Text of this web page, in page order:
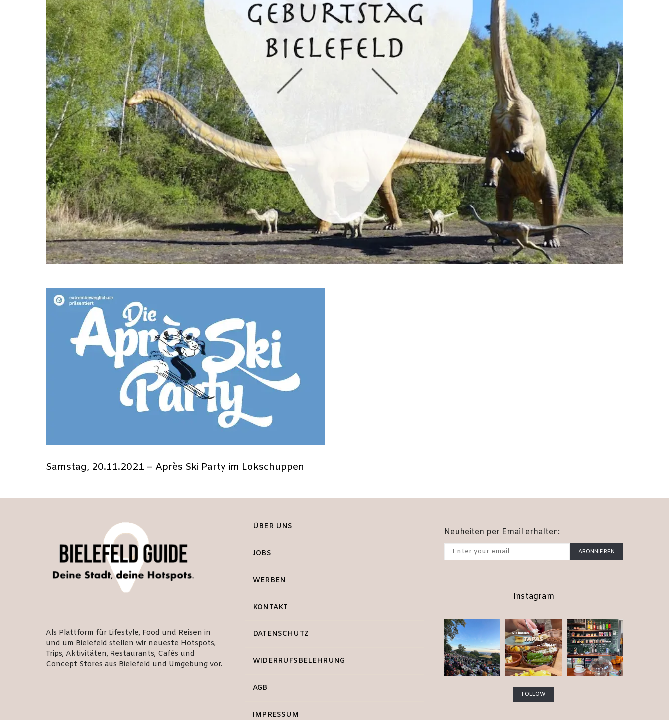
Samstag, 20.11.2021 – Après Ski Party im Lokschuppen
Als Plattform für Lifestyle, Food und Reisen in
und um Bielefeld stellen wir neueste Hotspots,
Trips, Aktivitäten, Restaurants, Cafés und
Concept Stores aus Bielefeld und Umgebung vor.
ÜBER UNS
JOBS
WERBEN
KONTAKT
DATENSCHUTZ
WIDERRUFSBELEHRUNG
AGB
IMPRESSUM
Neuheiten per Email erhalten:
ABONNIEREN
Instagram
FOLLOW